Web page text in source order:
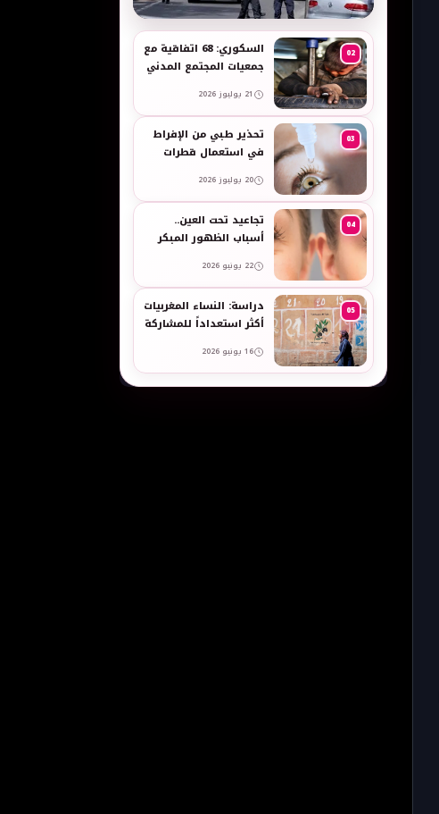
به
02
السكوري: 68 اتفاقية مع
جمعيات المجتمع المدني
والنساء في العمل
21 يوليوز 2026
03
تحذير طبي من الإفراط
في استعمال قطرات
المضيقة للأوعية
20 يوليوز 2026
04
تجاعيد تحت العين..
أسباب الظهور المبكر
بالبشرة الحساسة -
taroudant press
22 يونيو 2026
05
دراسة: النساء المغربيات
أكثر استعداداً للمشاركة
بالرجال
16 يونيو 2026